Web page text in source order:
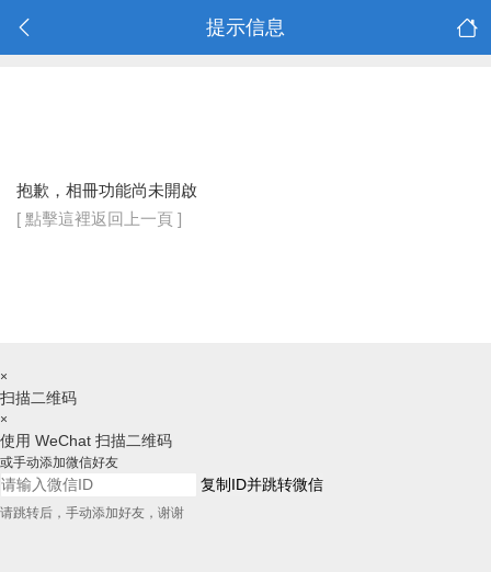
提示信息
抱歉，相冊功能尚未開啟
[ 點擊這裡返回上一頁 ]
×
扫描二维码
×
使用 WeChat 扫描二维码
或手动添加微信好友
复制ID并跳转微信
请跳转后，手动添加好友，谢谢